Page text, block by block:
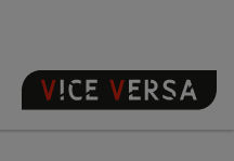
CHAMBRES